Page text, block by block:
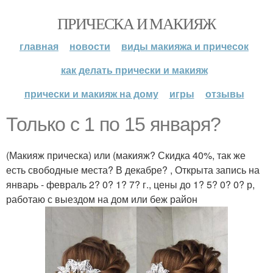
ПРИЧЕСКА И МАКИЯЖ
главная новости
виды макияжа и причесок
как делать прически и макияж
прически и макияж на дому
игры отзывы
Только с 1 по 15 января?
(Макияж прическа) или (макияж? Скидка 40%, так же
есть свободные места? В декабре? , Открыта запись на
январь - февраль 2? 0? 1? 7? г., цены до 1? 5? 0? 0? р,
работаю с выездом на дом или беж район